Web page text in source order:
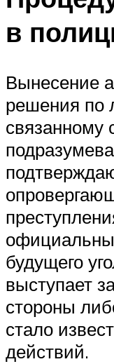
в
Вынесение
решения по
связанному
будущего
выступает
стороны
стало
действий.